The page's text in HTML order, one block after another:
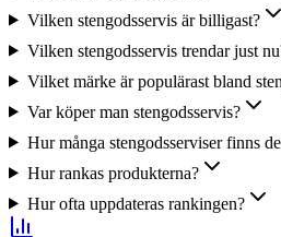
Vilken stengodsservis är billigast?
Vilken stengodsservis trendar just
Vilket märke är populärast bland
Var köper man stengodsservis?
Hur många stengodsserviser finns
Hur rankas produkterna?
Hur ofta uppdateras rankingen?